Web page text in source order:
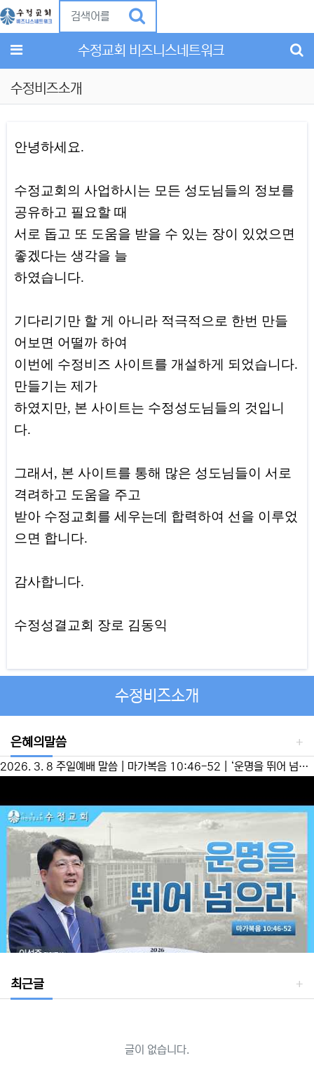
메뉴 수정교회 비즈니스네트워크
수정비즈소개
안녕하세요.
수정교회의 사업하시는 모든 성도님들의 정보를
공유하고 필요할 때
서로 돕고 또 도움을 받을 수 있는 장이 있었으면
좋겠다는 생각을 늘
하였습니다.
기다리기만 할 게 아니라 적극적으로 한번 만들
어보면 어떨까 하여
이번에 수정비즈 사이트를 개설하게 되었습니다.
만들기는 제가
하였지만, 본 사이트는 수정성도님들의 것입니
다.
그래서, 본 사이트를 통해 많은 성도님들이 서로
격려하고 도움을 주고
받아 수정교회를 세우는데 합력하여 선을 이루었
으면 합니다.
감사합니다.
수정성결교회 장로 김동익
수정비즈소개
은혜의말씀
2026. 3. 8 주일예배 말씀 | 마가복음 10:46-52 | ‘운명을 뛰어 넘으라’ 이성준 담임목사
최근글
글이 없습니다.